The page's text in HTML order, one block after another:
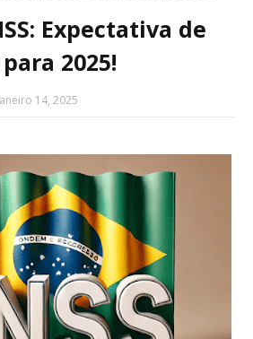
Expectativa de
2025!
14, 2025